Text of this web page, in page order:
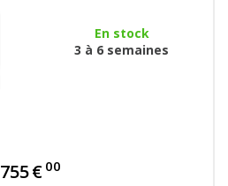
En stock
3 à 6 semaines
755€ 00